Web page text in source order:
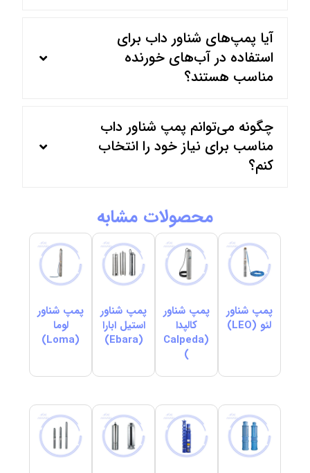
آیا پمپ‌های شناور داب برای
استفاده در آب‌های خورنده
مناسب هستند؟
چگونه می‌توانم پمپ شناور داب
مناسب برای نیاز خود را انتخاب
کنم؟
محصولات مشابه
پمپ شناور
لئو (LEO)
پمپ شناور
کالپدا
(Calpeda
)
پمپ شناور
استیل ابارا
(Ebara)
پمپ شناور
لوما
(Loma)